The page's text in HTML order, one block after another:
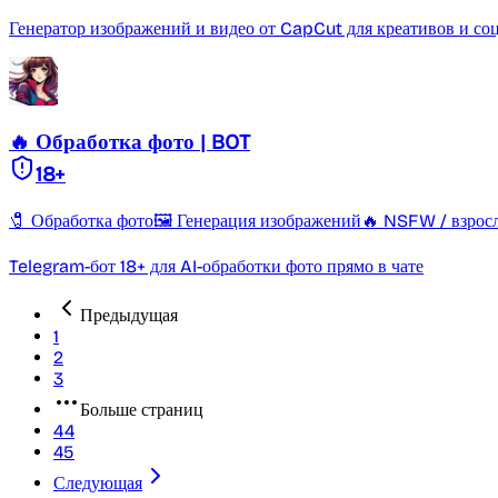
Генератор изображений и видео от CapCut для креативов и
🔥 Обработка фото | BOT
18+
🧷 Обработка фото🖼️ Генерация изображений 🔥 NSFW /
Telegram-бот 18+ для AI-обработки фото прямо в чате
Предыдущая
1
2
3
Больше страниц
44
45
Следующая